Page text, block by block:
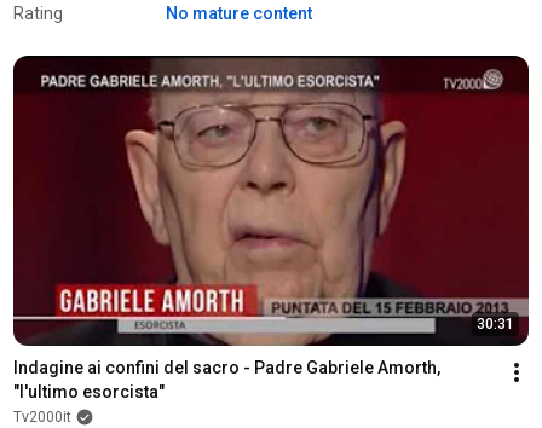
Rating No mature content
30:31
Indagine ai confini del sacro - Padre Gabriele Amorth,
"l'ultimo esorcista"
Tv2000it